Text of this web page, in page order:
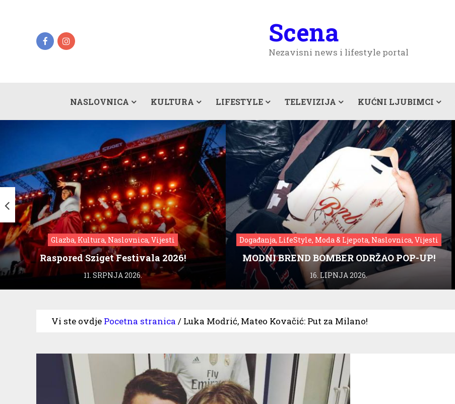
Scena
Nezavisni news i lifestyle portal
NASLOVNICA KULTURA LIFESTYLE TELEVIZIJA KUĆNI LJUBIMCI
Glazba, Kultura, Naslovnica, Vijesti
Raspored Sziget Festivala 2026!
11. SRPNJA 2026.
Događanja, LifeStyle, Moda & Ljepota, Naslovnica, Vijesti
MODNI BREND BOMBER ODRŽAO POP-UP!
16. LIPNJA 2026.
Vi ste ovdje Pocetna stranica / Luka Modrić, Mateo Kovačić: Put za Milano!